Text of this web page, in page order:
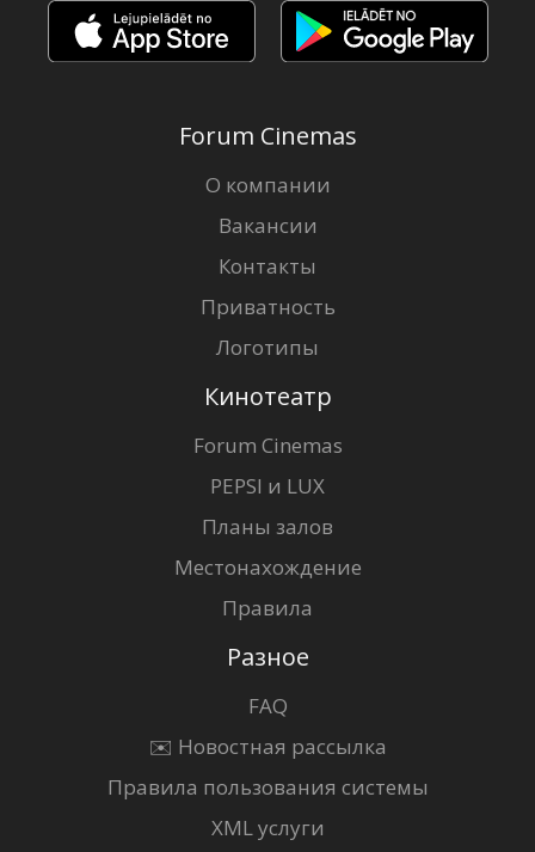
Forum Cinemas
О компании
Вакансии
Контакты
Приватность
Логотипы
Кинотеатр
Forum Cinemas
PEPSI и LUX
Планы залов
Местонахождение
Правила
Разное
FAQ
✉️ Новостная рассылка
Правила пользования системы
XML услуги